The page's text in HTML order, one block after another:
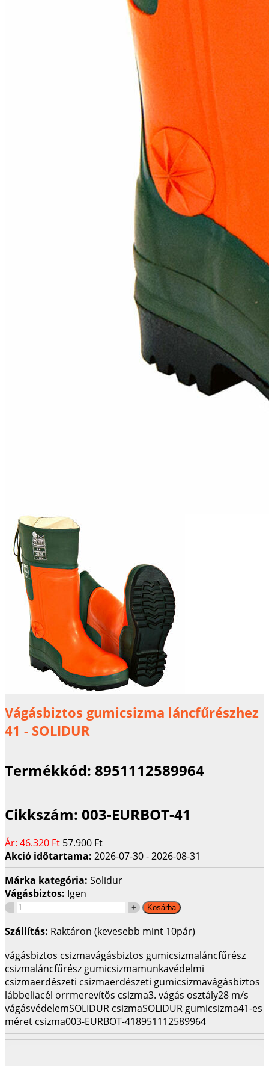
Vágásbiztos gumicsizma láncfűrészhez
41 - SOLIDUR
Termékkód: 8951112589964
Cikkszám: 003-EURBOT-41
Ár: 46.320 Ft 57.900 Ft
Akció időtartama: 2026-07-30 - 2026-08-31
Márka kategória: Solidur
Vágásbiztos: Igen
Szállítás: Raktáron (kevesebb mint 10pár)
vágásbiztos csizmavágásbiztos gumicsizmaláncfűrész
csizmaláncfűrész gumicsizmamunkavédelmi
csizmaerdészeti csizmaerdészeti gumicsizmavágásbiztos
lábbeliacél orrmerevítős csizma3. vágás osztály28 m/s
vágásvédelemSOLIDUR csizmaSOLIDUR gumicsizma41-es
méret csizma003-EURBOT-418951112589964